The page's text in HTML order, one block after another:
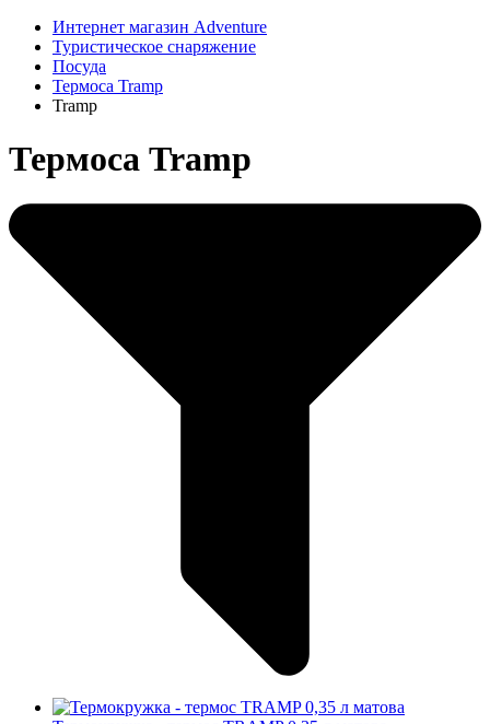
Интернет магазин Adventure
Туристическое снаряжение
Посуда
Термоса Tramp
Tramp
Термоса Tramp